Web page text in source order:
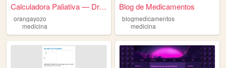
Calculadora Paliativa — Dr. ...
orangayozo
medicina
Blog de Medicamentos
blogmedicamentos
medicina